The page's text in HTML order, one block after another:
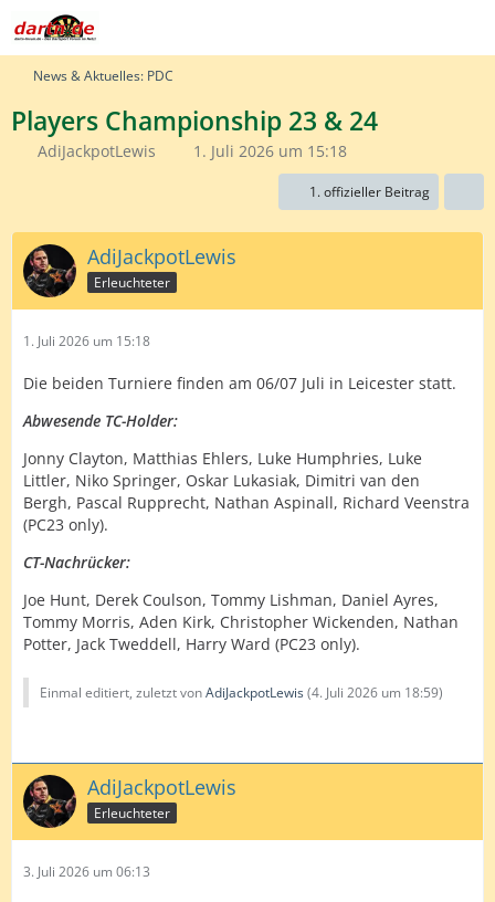
News & Aktuelles: PDC
Players Championship 23 & 24
AdiJackpotLewis 1. Juli 2026 um 15:18
1. offizieller Beitrag
AdiJackpotLewis
Erleuchteter
1. Juli 2026 um 15:18
Die beiden Turniere finden am 06/07 Juli in Leicester statt.
Abwesende TC-Holder:
Jonny Clayton, Matthias Ehlers, Luke Humphries, Luke
Littler, Niko Springer, Oskar Lukasiak, Dimitri van den
Bergh, Pascal Rupprecht, Nathan Aspinall, Richard Veenstra
(PC23 only).
CT-Nachrücker:
Joe Hunt, Derek Coulson, Tommy Lishman, Daniel Ayres,
Tommy Morris, Aden Kirk, Christopher Wickenden, Nathan
Potter, Jack Tweddell, Harry Ward (PC23 only).
Einmal editiert, zuletzt vonAdiJackpotLewis(4. Juli 2026 um 18:59)
AdiJackpotLewis
Erleuchteter
3. Juli 2026 um 06:13